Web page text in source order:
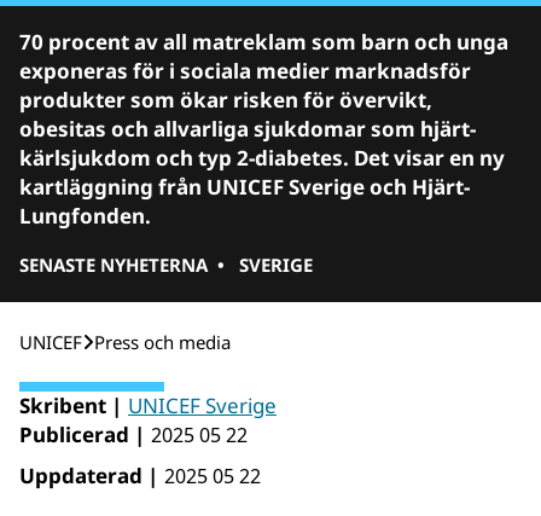
70 procent av all matreklam som barn och unga
exponeras för i sociala medier marknadsför
produkter som ökar risken för övervikt,
obesitas och allvarliga sjukdomar som hjärt-
kärlsjukdom och typ 2-diabetes. Det visar en ny
kartläggning från UNICEF Sverige och Hjärt-
Lungfonden.
SENASTE NYHETERNA • SVERIGE
UNICEF Press och media
Skribent | UNICEF Sverige
Publicerad | 2025 05 22
Uppdaterad | 2025 05 22